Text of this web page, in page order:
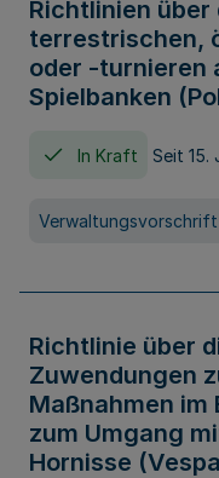
Richtlinien
terrestrischen,
oder -turnieren
Spielbanken
In Kraft Seit 15.
Verwaltungsvorschrift
Richtlinie über
Zuwendungen
Maßnahmen
zum Umgang
Hornisse